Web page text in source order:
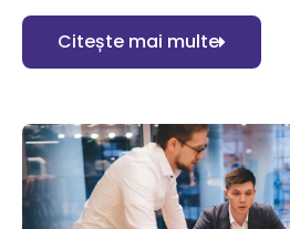
Citește mai multe